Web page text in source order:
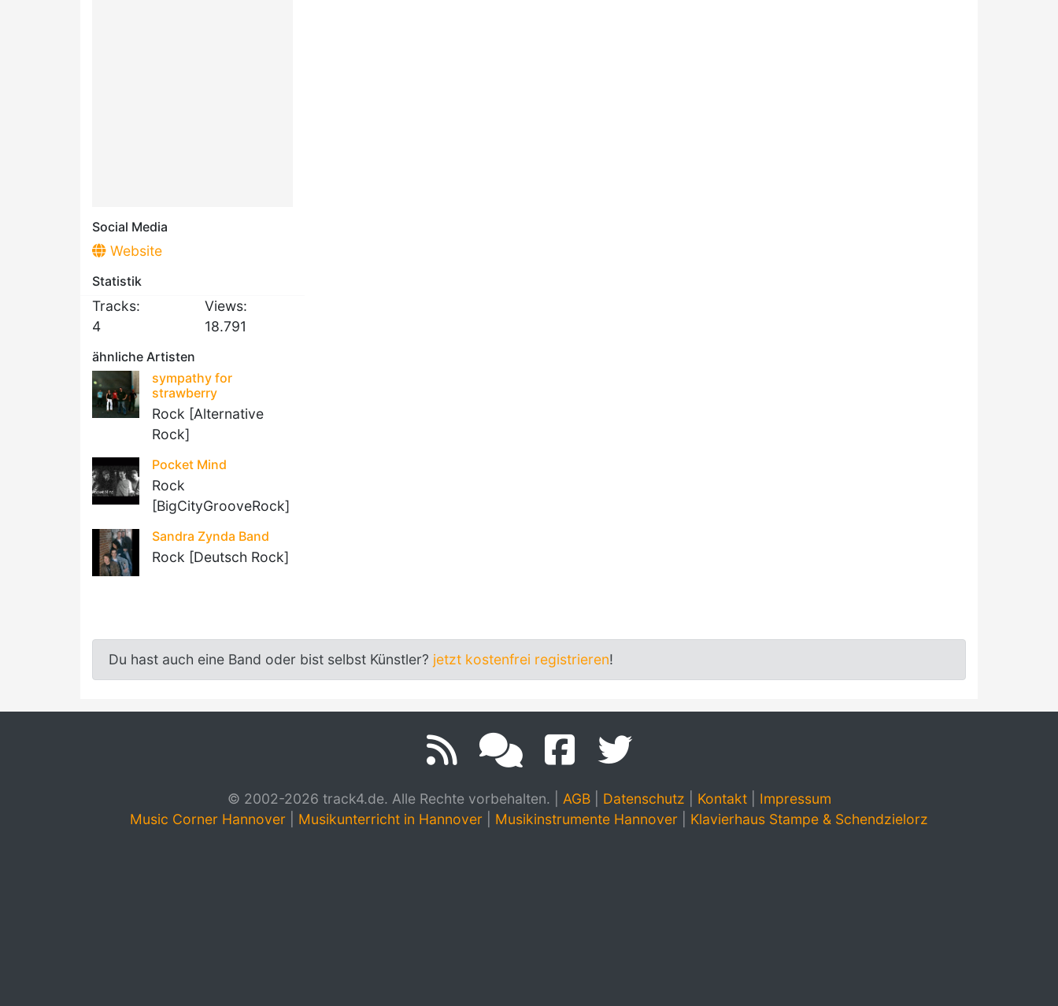
Social Media
Website
Statistik
Tracks:
4
Views:
18.791
ähnliche Artisten
sympathy for
strawberry
Rock [Alternative
Rock]
Pocket Mind
Rock
[BigCityGrooveRock]
Sandra Zynda Band
Rock [Deutsch Rock]
Du hast auch eine Band oder bist selbst Künstler? jetzt kostenfrei registrieren!
© 2002-2026 track4.de. Alle Rechte vorbehalten. AGB| Datenschutz Kontakt| Impressum
Music Corner Hannover
Musikunterricht in Hannover Musikinstrumente Hannover Klavierhaus Stampe & Schendzielorz